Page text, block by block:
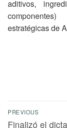
aditivos,
estratégicas de
PREVIOUS
Finalizó el